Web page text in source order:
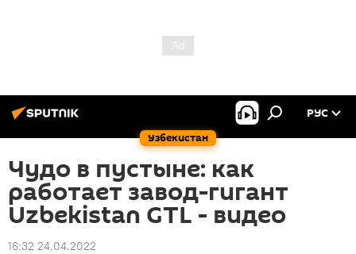
Узбекистан
РУС
Чудо в пустыне: как
работает завод-гигант
Uzbekistan GTL - видео
16:32 24.04.2022